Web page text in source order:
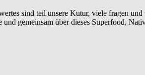
sind teil unsere Kutur, viele fragen
gemeinsam über dieses Superfood,